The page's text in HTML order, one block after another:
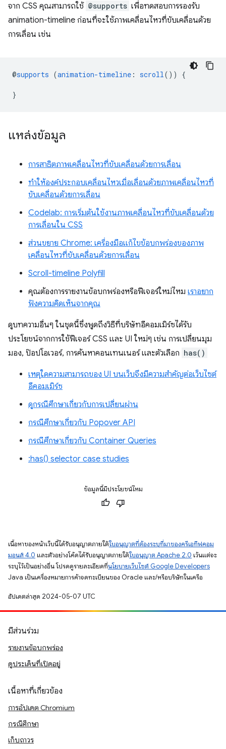
จาก CSS คุณสามารถใช้ @supports เพื่อทดสอบการรองรับ
animation-timeline ก่อนที่จะใช้ภาพเคลื่อนไหวที่ขับเคลื่อนด้วย
การเลื่อน เช่น
@supports (animation-timeline : scroll ()) {
}
แหล่งข้อมูล
การสาธิตภาพเคลื่อนไหวที่ขับเคลื่อนด้วยการเลื่อน
ทำให้องค์ประกอบเคลื่อนไหวเมื่อเลื่อนด้วยภาพเคลื่อนไหวที่
ขับเคลื่อนด้วยการเลื่อน
Codelab: การเริ่มต้นใช้งานภาพเคลื่อนไหวที่ขับเคลื่อนด้วย
การเลื่อนใน CSS
ส่วนขยาย Chrome: เครื่องมือแก้ไขข้อบกพร่องของภาพ
เคลื่อนไหวที่ขับเคลื่อนด้วยการเลื่อน
Scroll-timeline Polyfill
คุณต้องการรายงานข้อบกพร่องหรือฟีเจอร์ใหม่ไหม เราอยาก
ฟังความคิดเห็นจากคุณ
ดูบทความอื่นๆ ในชุดนี้ซึ่งพูดถึงวิธีที่บริษัทอีคอมเมิร์ซได้รับ
ประโยชน์จากการใช้ฟีเจอร์ CSS และ UI ใหม่ๆ เช่น การเปลี่ยนมุม
มอง, ป๊อปโอเวอร์, การค้นหาคอนเทนเนอร์ และตัวเลือก has()
เหตุใดความสามารถของ UI บนเว็บจึงมีความสําคัญต่อเว็บไซต์
อีคอมเมิร์ซ
ดูกรณีศึกษาเกี่ยวกับการเปลี่ยนผ่าน
กรณีศึกษาเกี่ยวกับ Popover API
กรณีศึกษาเกี่ยวกับ Container Queries
:has() selector case studies
ข้อมูลนี้มีประโยชน์ไหม
เนื้อหาของหน้าเว็บนี้ได้รับอนุญาตภายใต้ใบอนุญาตที่ต้องระบุที่มาของครีเอทีฟคอม
มอนส์ 4.0 และตัวอย่างโค้ดได้รับอนุญาตภายใต้ใบอนุญาต Apache 2.0 เว้นแต่จะ
ระบุไว้เป็นอย่างอื่น โปรดดูรายละเอียดที่นโยบายเว็บไซต์ Google Developers
Java เป็นเครื่องหมายการค้าจดทะเบียนของ Oracle และ/หรือบริษัทในเครือ
อัปเดตล่าสุด 2024-05-07 UTC
มีส่วนร่วม
รายงานข้อบกพร่อง
ดูประเด็นที่เปิดอยู่
เนื้อหาที่เกี่ยวข้อง
การอัปเดต Chromium
กรณีศึกษา
เก็บถาวร